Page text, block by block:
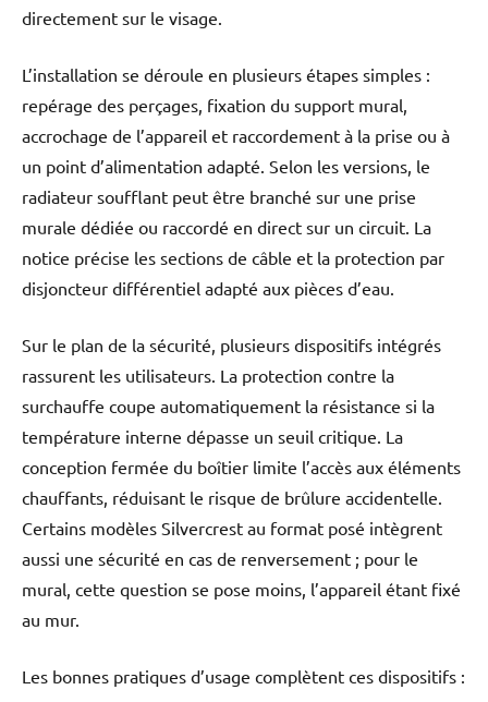
directement sur le visage.
L’installation se déroule en plusieurs étapes simples :
repérage des perçages, fixation du support mural,
accrochage de l’appareil et raccordement à la prise ou à
un point d’alimentation adapté. Selon les versions, le
radiateur soufflant peut être branché sur une prise
murale dédiée ou raccordé en direct sur un circuit. La
notice précise les sections de câble et la protection par
disjoncteur différentiel adapté aux pièces d’eau.
Sur le plan de la sécurité, plusieurs dispositifs intégrés
rassurent les utilisateurs. La protection contre la
surchauffe coupe automatiquement la résistance si la
température interne dépasse un seuil critique. La
conception fermée du boîtier limite l’accès aux éléments
chauffants, réduisant le risque de brûlure accidentelle.
Certains modèles Silvercrest au format posé intègrent
aussi une sécurité en cas de renversement ; pour le
mural, cette question se pose moins, l’appareil étant fixé
au mur.
Les bonnes pratiques d’usage complètent ces dispositifs :